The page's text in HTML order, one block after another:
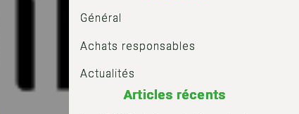
Général
Achats responsables
Actualités
Articles récents